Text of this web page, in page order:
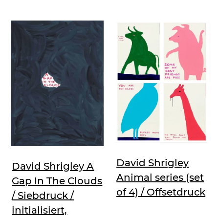
David Shrigley A
Gap In The Clouds
/ Siebdruck /
initialisiert,
David Shrigley
Animal series (set
of 4) / Offsetdruck